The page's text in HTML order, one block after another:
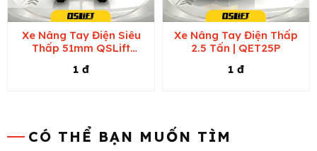
Xe Nâng Tay Điện Siêu
Thấp 51mm QSLift
1 đ
Xe Nâng Tay Điện Thấp
2.5 Tấn | QET25P
1 đ
CÓ THỂ BẠN MUỐN TÌM